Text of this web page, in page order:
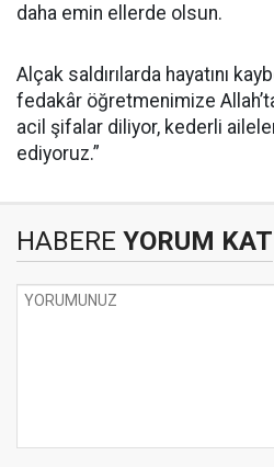
daha emin ellerde olsun.
Alçak saldırılarda hayatını
fedakâr öğretmenimize
acil şifalar diliyor, kederli
ediyoruz.”
HABERE YORUM KAT